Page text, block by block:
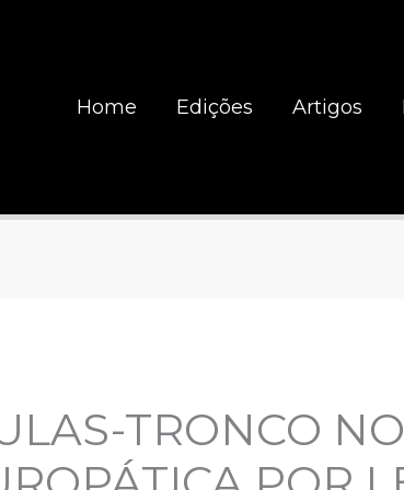
Home Edições Artigos
TRONCO